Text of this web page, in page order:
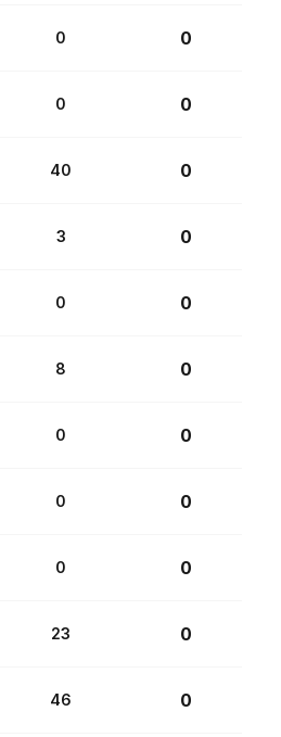
0 0
0 0
40 0
3 0
0 0
8 0
0 0
0 0
0 0
23 0
46 0